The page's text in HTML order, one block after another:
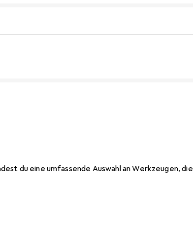
du eine umfassende Auswahl an Werkzeugen, die